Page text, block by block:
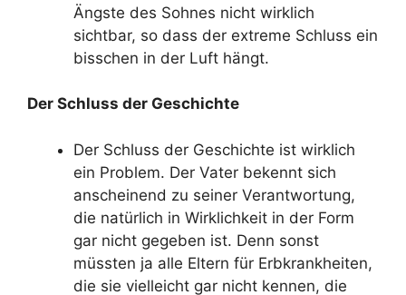
Ängste des Sohnes nicht wirklich
sichtbar, so dass der extreme Schluss ein
bisschen in der Luft hängt.
Der Schluss der Geschichte
Der Schluss der Geschichte ist wirklich
ein Problem. Der Vater bekennt sich
anscheinend zu seiner Verantwortung,
die natürlich in Wirklichkeit in der Form
gar nicht gegeben ist. Denn sonst
müssten ja alle Eltern für Erbkrankheiten,
die sie vielleicht gar nicht kennen, die